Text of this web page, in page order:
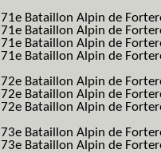
71e Bataillon Alpin de
71e Bataillon Alpin de
71e Bataillon Alpin de
71e Bataillon Alpin de
72e Bataillon Alpin de
72e Bataillon Alpin de
72e Bataillon Alpin de
73e Bataillon Alpin de
73e Bataillon Alpin de